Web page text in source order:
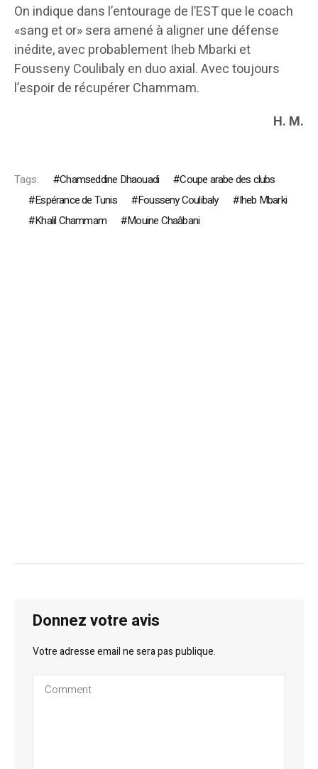
On indique dans l’entourage de l’EST que le coach
«sang et or» sera amené à aligner une défense
inédite, avec probablement Iheb Mbarki et
Fousseny Coulibaly en duo axial. Avec toujours
l’espoir de récupérer Chammam.
H. M.
Tags: Chamseddine Dhaouadi
Coupe arabe des clubs
Espérance de Tunis
Fousseny Coulibaly
Iheb Mbarki
Khalil Chammam
Mouine Chaâbani
Donnez votre avis
Votre adresse email ne sera pas publique.